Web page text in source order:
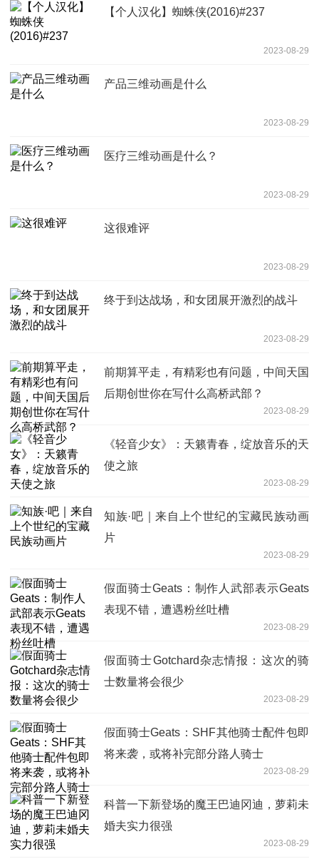
【个人汉化】蜘蛛侠(2016)#237
2023-08-29
产品三维动画是什么
2023-08-29
医疗三维动画是什么？
2023-08-29
这很难评
2023-08-29
终于到达战场，和女团展开激烈的战斗
2023-08-29
前期算平走，有精彩也有问题，中间天国
后期创世你在写什么高桥武部？
2023-08-29
《轻音少女》：天籁青春，绽放音乐的天
使之旅
2023-08-29
知族·吧｜来自上个世纪的宝藏民族动画
片
2023-08-29
假面骑士Geats：制作人武部表示Geats
表现不错，遭遇粉丝吐槽
2023-08-29
假面骑士Gotchard杂志情报：这次的骑
士数量将会很少
2023-08-29
假面骑士Geats：SHF其他骑士配件包即
将来袭，或将补完部分路人骑士
2023-08-29
科普一下新登场的魔王巴迪冈迪，萝莉未
婚夫实力很强
2023-08-29